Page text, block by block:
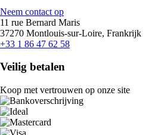
Neem contact op
11 rue Bernard Maris
37270 Montlouis-sur-Loire, Frankrijk
+33 1 86 47 62 58
Veilig betalen
Koop met vertrouwen op onze site